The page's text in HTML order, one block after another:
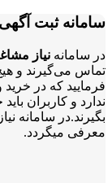
سامانه ثبت
در سامانه نیاز
تماس می‌گیرند و
فرمایید که در
ندارد و کاربران
بگیرند.در سامانه
معرفی میگردد.